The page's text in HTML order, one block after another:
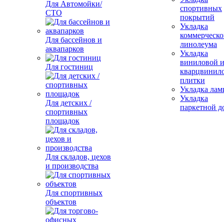
Для Автомойки/
СТО
Для бассейнов и
аквапарков
Для гостиниц
Для детских /
спортивных
площадок
Для складов, цехов
и производства
Для спортивных
объектов
спортивных
покрытий
Укладка
линолеума
Укладка
виниловой и
плитки
Укладка
Укладка
паркетной